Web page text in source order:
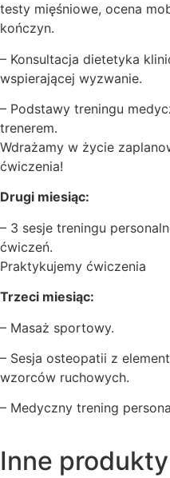
testy mięśniowe, ocena
kończyn.
– Konsultacja dietetyka
wspierającej wyzwanie.
– Podstawy treningu
trenerem.
Wdrażamy w życie
ćwiczenia!
Drugi miesiąc:
– 3 sesje treningu
ćwiczeń.
Praktykujemy ćwiczenia
Trzeci miesiąc:
– Masaż sportowy.
– Sesja osteopatii z
wzorców ruchowych.
– Medyczny trening
Inne produkty